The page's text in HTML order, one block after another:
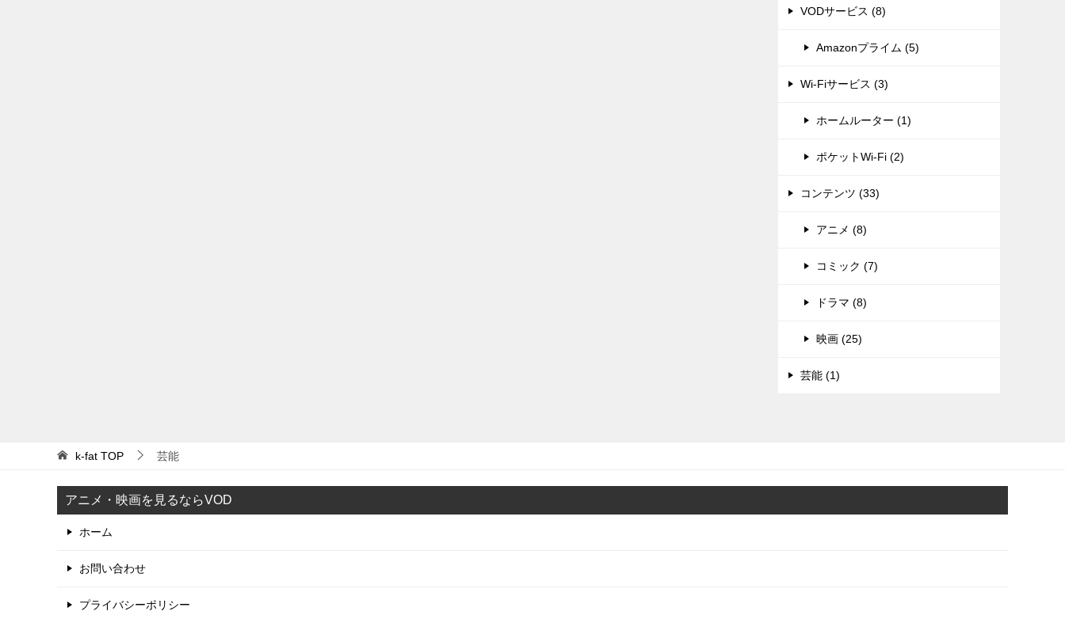
VODサービス (8)
Amazonプライム (5)
Wi-Fiサービス (3)
ホームルーター (1)
ポケットWi-Fi (2)
コンテンツ (33)
アニメ (8)
コミック (7)
ドラマ (8)
映画 (25)
芸能 (1)
k-fat TOP 芸能
アニメ・映画を見るならVOD
ホーム
お問い合わせ
プライバシーポリシー